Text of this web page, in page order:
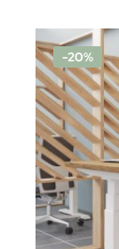
-20%